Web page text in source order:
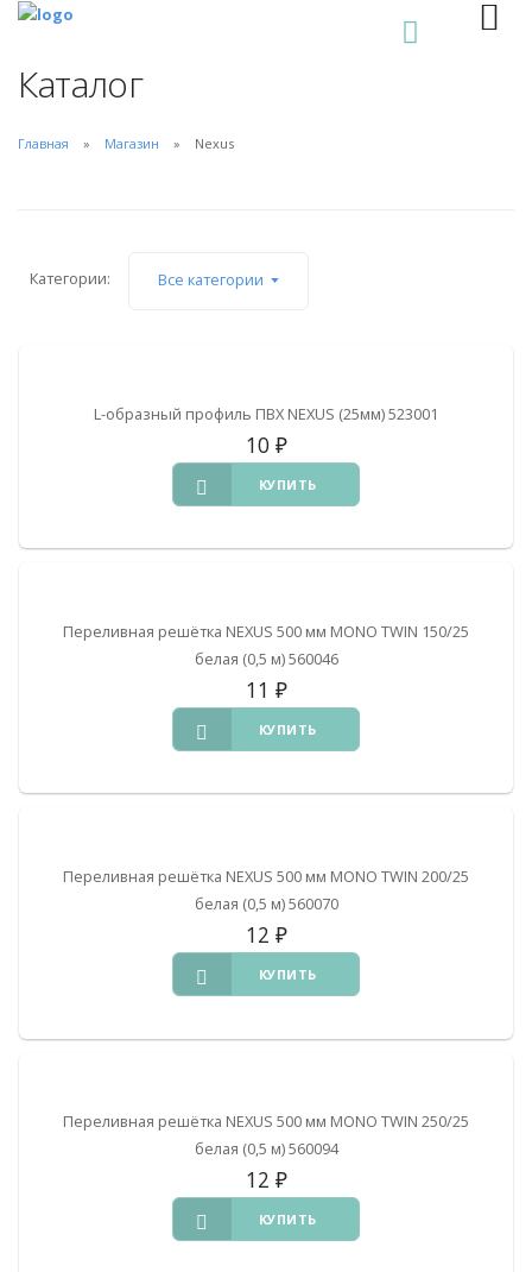
Каталог
Главная Магазин Nexus
Категории: Все категории
L-образный профиль ПВХ NEXUS (25мм) 523001
10 ₽
КУПИТЬ
Переливная решётка NEXUS 500 мм MONO TWIN 150/25
белая (0,5 м) 560046
11 ₽
КУПИТЬ
Переливная решётка NEXUS 500 мм MONO TWIN 200/25
белая (0,5 м) 560070
12 ₽
КУПИТЬ
Переливная решётка NEXUS 500 мм MONO TWIN 250/25
белая (0,5 м) 560094
12 ₽
КУПИТЬ